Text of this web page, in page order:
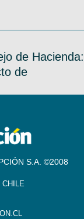
de Hacienda:
de
S.A. ©2008
CHILE